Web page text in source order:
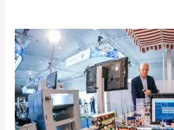
Das
Mittelstand-
Digital
Zentrum
Ruhr-
OWL